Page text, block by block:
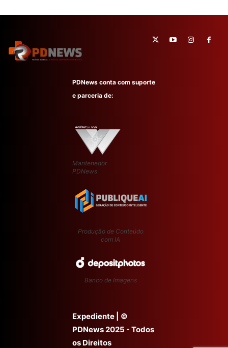
PDNews conta com suporte
e parceria de:
Mantenedor
PDNews
Produção de Conteúdo
com IA
Banco de Imagens
Expediente | ©
PDNews 2025 - Todos
os Direitos